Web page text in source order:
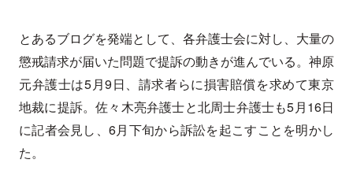
とあるブログを発端として、各弁護士会に対し、大量の
懲戒請求が届いた問題で提訴の動きが進んでいる。神原
元弁護士は5月9日、請求者らに損害賠償を求めて東京
地裁に提訴。佐々木亮弁護士と北周士弁護士も5月16日
に記者会見し、6月下旬から訴訟を起こすことを明かし
た。